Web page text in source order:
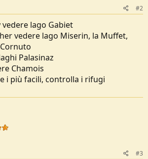
#2
lago Gabiet
vedere lago Miserin, la Muffet,
Palasinaz
Chamois
i più facili, controlla i rifugi
#3